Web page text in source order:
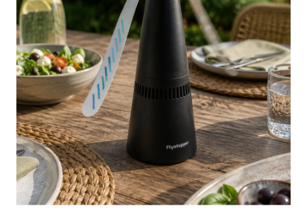
Specificaties
Reviews
Neem contact op
036 54 00 538
info@flystopper.eu